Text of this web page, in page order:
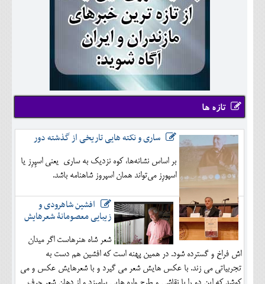
تازه ها
ساری و نکته هایی تاریخی از گذشته دور
بر اساس نشانه‌ها، کوه نزدیک به ساری یعنی اسپِرِز یا
اسپورِز می‌تواند همان اسپروز شاهنامه باشد.
افشین شاهرودی و
زیبایی معصومانۀ شعرهایش
شعر شاه هنرهاست اگر میدان
اش فراخ و گسترده شود. در همین پهنه است که افشین هم دست به
تجربیاتی می زند. با عکس هایش شعر می گیرد و با شعرهایش عکس و می